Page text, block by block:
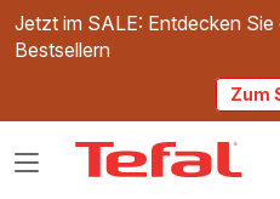
Jetzt im SALE: Entdecken
Bestsellern
Zum
Das